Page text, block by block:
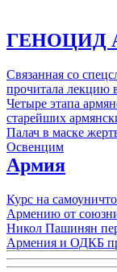
ГЕНОЦИД
Связанная со
прочитала лекцию
Четыре этапа
старейших
Палач в маске
Освенцим
Армия
Курс на
Армению от
Никол Пашинян
Армения и ОДКБ